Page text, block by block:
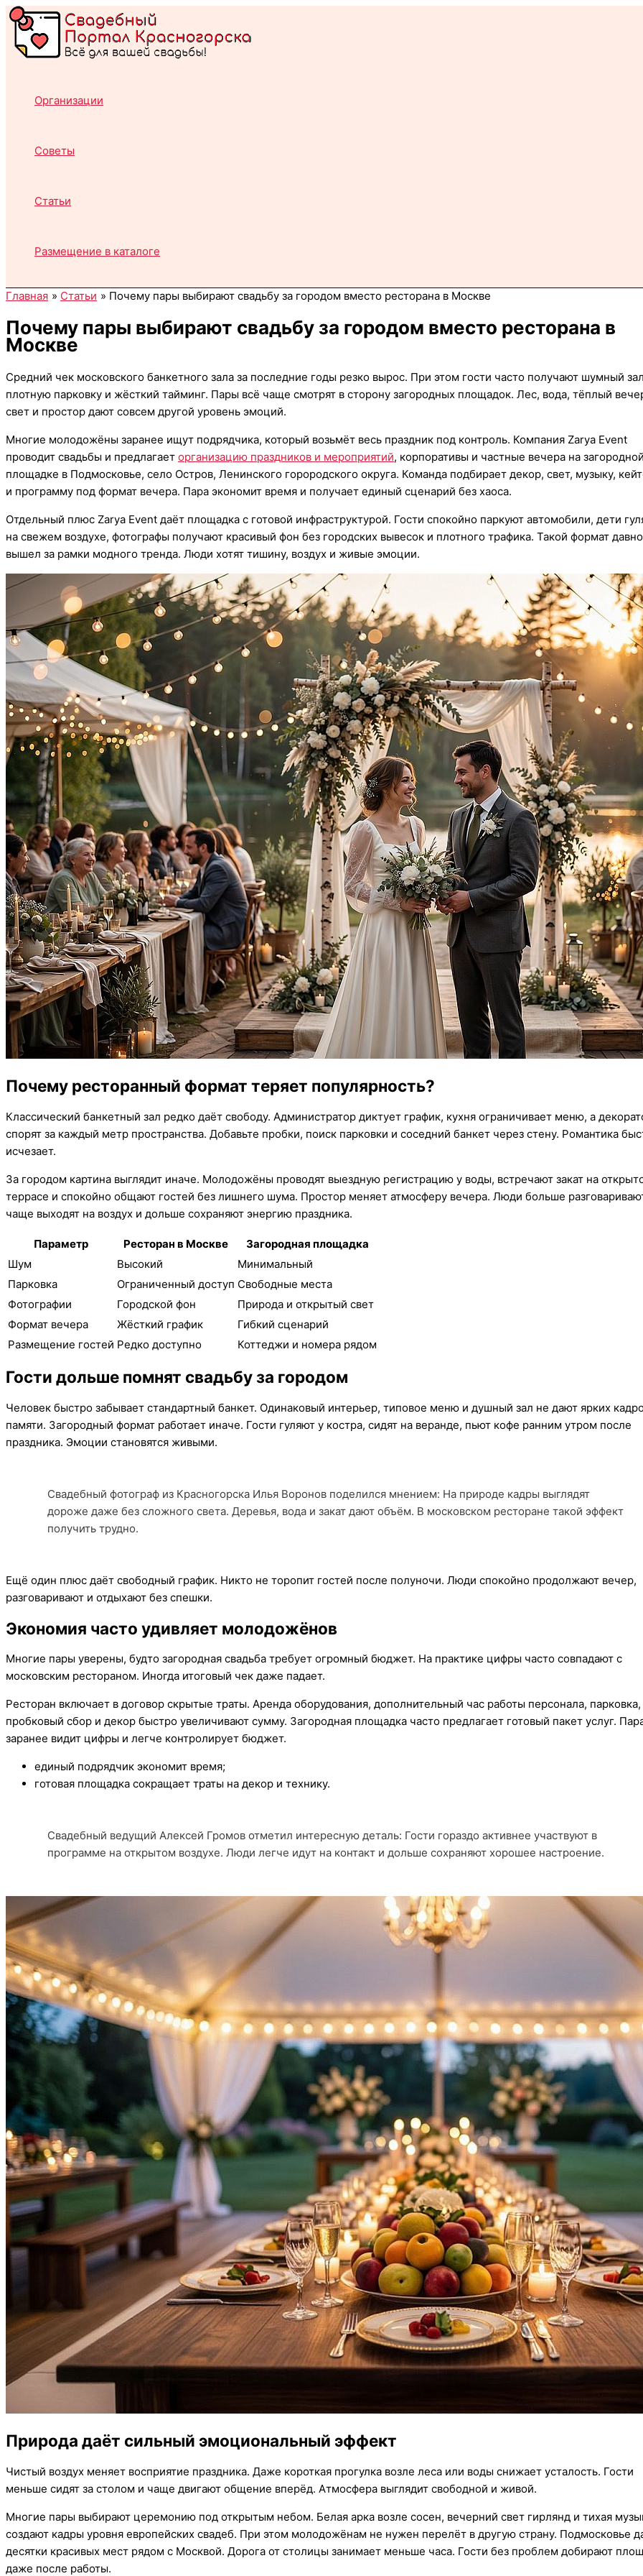
Перейти
содержимому
Организации
Советы
Статьи
Размещение в каталоге
Главная Статьи Почему пары выбирают свадьбу за городом вместо ресторана в Москве
Почему пары выбирают свадьбу за городом вместо ресторана в
Москве
Средний чек московского банкетного зала за последние годы резко вырос. При этом гости часто получают шумный
плотную парковку и жёсткий тайминг. Пары всё чаще смотрят в сторону загородных площадок. Лес, вода, тёплый
свет и простор дают совсем другой уровень эмоций.
Многие молодожёны заранее ищут подрядчика, который возьмёт весь праздник под контроль. Компания Zarya Event
проводит свадьбы и предлагает организацию праздников и мероприятий, корпоративы и частные вечера на
площадке в Подмосковье, село Остров, Ленинского горородского округа. Команда подбирает декор, свет, музыку,
и программу под формат вечера. Пара экономит время и получает единый сценарий без хаоса.
Отдельный плюс Zarya Event даёт площадка с готовой инфраструктурой. Гости спокойно паркуют автомобили, дети
на свежем воздухе, фотографы получают красивый фон без городских вывесок и плотного трафика. Такой формат давно
вышел за рамки модного тренда. Люди хотят тишину, воздух и живые эмоции.
Почему ресторанный формат теряет популярность?
Классический банкетный зал редко даёт свободу. Администратор диктует график, кухня ограничивает меню, а
спорят за каждый метр пространства. Добавьте пробки, поиск парковки и соседний банкет через стену. Романтика
исчезает.
За городом картина выглядит иначе. Молодожёны проводят выездную регистрацию у воды, встречают закат на
террасе и спокойно общают гостей без лишнего шума. Простор меняет атмосферу вечера. Люди больше
чаще выходят на воздух и дольше сохраняют энергию праздника.
Параметр Ресторан в Москве
Загородная площадка
Шум
Высокий
Минимальный
Парковка
Ограниченный доступ Свободные места
Фотографии
Городской фон
Природа и открытый свет
Формат вечера
Жёсткий график
Гибкий сценарий
Размещение гостей Редко доступно Коттеджи и номера рядом
Гости дольше помнят свадьбу за городом
Человек быстро забывает стандартный банкет. Одинаковый интерьер, типовое меню и душный зал не дают ярких
памяти. Загородный формат работает иначе. Гости гуляют у костра, сидят на веранде, пьют кофе ранним утром после
праздника. Эмоции становятся живыми.
Свадебный фотограф из Красногорска Илья Воронов поделился мнением: На природе кадры выглядят
дороже даже без сложного света. Деревья, вода и закат дают объём. В московском ресторане такой эффект
получить трудно.
Ещё один плюс даёт свободный график. Никто не торопит гостей после полуночи. Люди спокойно продолжают вечер,
разговаривают и отдыхают без спешки.
Экономия часто удивляет молодожёнов
Многие пары уверены, будто загородная свадьба требует огромный бюджет. На практике цифры часто совпадают с
московским рестораном. Иногда итоговый чек даже падает.
Ресторан включает в договор скрытые траты. Аренда оборудования, дополнительный час работы персонала, парковка,
пробковый сбор и декор быстро увеличивают сумму. Загородная площадка часто предлагает готовый пакет услуг.
заранее видит цифры и легче контролирует бюджет.
единый подрядчик экономит время;
готовая площадка сокращает траты на декор и технику.
Свадебный ведущий Алексей Громов отметил интересную деталь: Гости гораздо активнее участвуют в
программе на открытом воздухе. Люди легче идут на контакт и дольше сохраняют хорошее настроение.
Природа даёт сильный эмоциональный эффект
Чистый воздух меняет восприятие праздника. Даже короткая прогулка возле леса или воды снижает усталость. Гости
меньше сидят за столом и чаще двигают общение вперёд. Атмосфера выглядит свободной и живой.
Многие пары выбирают церемонию под открытым небом. Белая арка возле сосен, вечерний свет гирлянд и тихая
создают кадры уровня европейских свадеб. При этом молодожёнам не нужен перелёт в другую страну. Подмосковье
десятки красивых мест рядом с Москвой. Дорога от столицы занимает меньше часа. Гости без проблем добирают
даже после работы.